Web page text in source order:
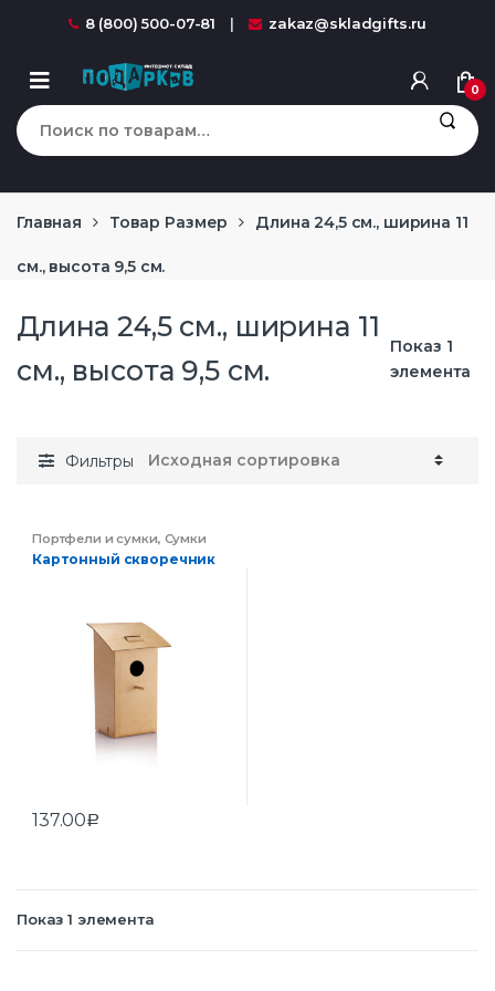
8 (800) 500-07-81 zakaz@skladgifts.ru
0
Искать:
Главная Товар Размер Длина 24,5 см., ширина 11
см., высота 9,5 см.
Длина 24,5 см., ширина 11
см., высота 9,5 см.
Показ 1
элемента
Фильтры
Портфели и сумки, Сумки
Картонный скворечник
137.00Р
Показ 1 элемента